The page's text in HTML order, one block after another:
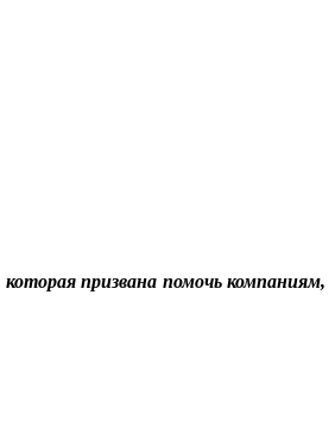
призвана помочь компаниям,